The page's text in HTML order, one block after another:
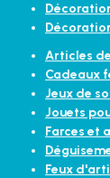
Articles
Cadeaux
Jeux de
Jouets
Farces et
Feux